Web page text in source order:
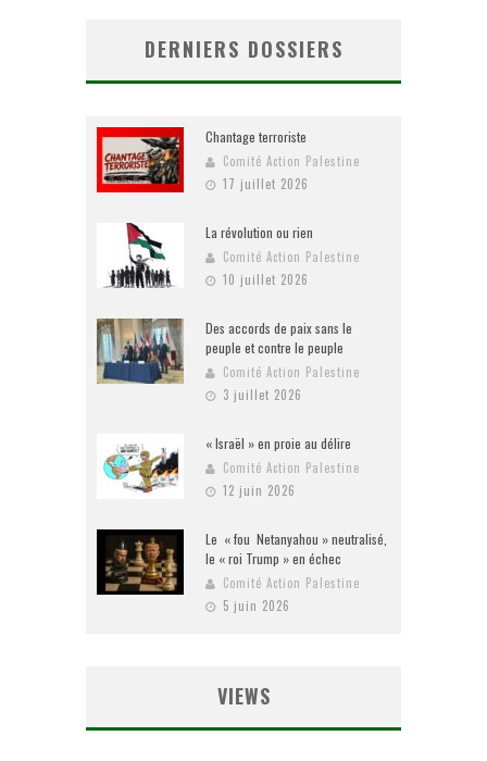
DERNIERS DOSSIERS
Chantage terroriste
Comité Action Palestine
17 juillet 2026
La révolution ou rien
Comité Action Palestine
10 juillet 2026
Des accords de paix sans le
peuple et contre le peuple
Comité Action Palestine
3 juillet 2026
« Israël » en proie au délire
Comité Action Palestine
12 juin 2026
Le « fou Netanyahou » neutralisé,
le « roi Trump » en échec
Comité Action Palestine
5 juin 2026
VIEWS